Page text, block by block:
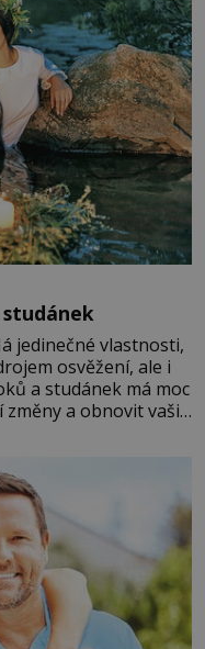
jedinečné vlastnosti,
osvěžení, ale i
a studánek má moc
a obnovit vaši
do svého života